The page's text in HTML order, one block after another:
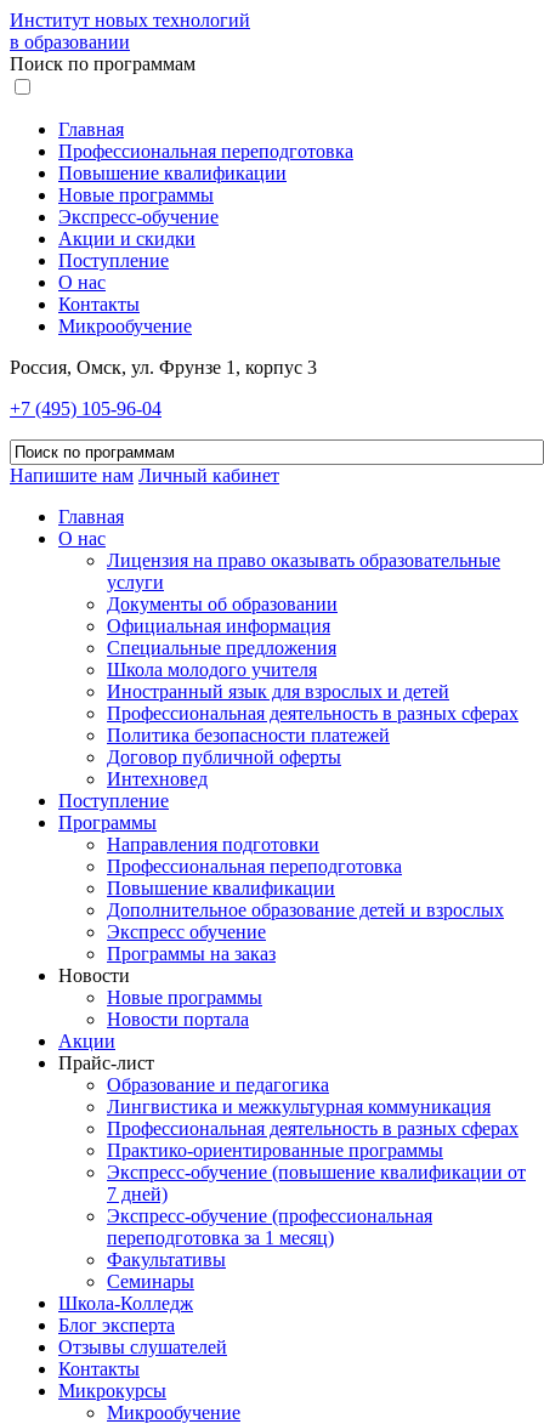
Институт новых технологий
в образовании
Поиск по программам
Главная
Профессиональная переподготовка
Повышение квалификации
Новые программы
Экспресс-обучение
Акции и скидки
Поступление
О нас
Контакты
Микрообучение
Россия, Омск, ул. Фрунзе 1, корпус 3
+7 (495) 105-96-04
Напишите нам Личный кабинет
Главная
О нас
Лицензия на право оказывать образовательные
услуги
Документы об образовании
Официальная информация
Специальные предложения
Школа молодого учителя
Иностранный язык для взрослых и детей
Профессиональная деятельность в разных сферах
Политика безопасности платежей
Договор публичной оферты
Интехновед
Поступление
Программы
Направления подготовки
Профессиональная переподготовка
Повышение квалификации
Дополнительное образование детей и взрослых
Экспресс обучение
Программы на заказ
Новости
Новые программы
Новости портала
Акции
Прайс-лист
Образование и педагогика
Лингвистика и межкультурная коммуникация
Профессиональная деятельность в разных сферах
Практико-ориентированные программы
Экспресс-обучение (повышение квалификации от
7 дней)
Экспресс-обучение (профессиональная
переподготовка за 1 месяц)
Факультативы
Семинары
Школа-Колледж
Блог эксперта
Отзывы слушателей
Контакты
Микрокурсы
Микрообучение